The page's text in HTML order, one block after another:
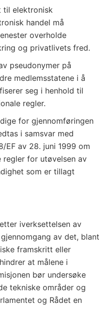
til elektronisk
handel må
overholde
og privatlivets fred.
pseudonymer på
medlemsstatene i å
seg i henhold til
regler.
for gjennomføringen
i samsvar med
EF av 28. juni 1999 om
for utøvelsen av
som er tillagt
iverksettelsen av
av det, blant
framskritt eller
at målene i
bør undersøke
tekniske områder og
og Rådet en